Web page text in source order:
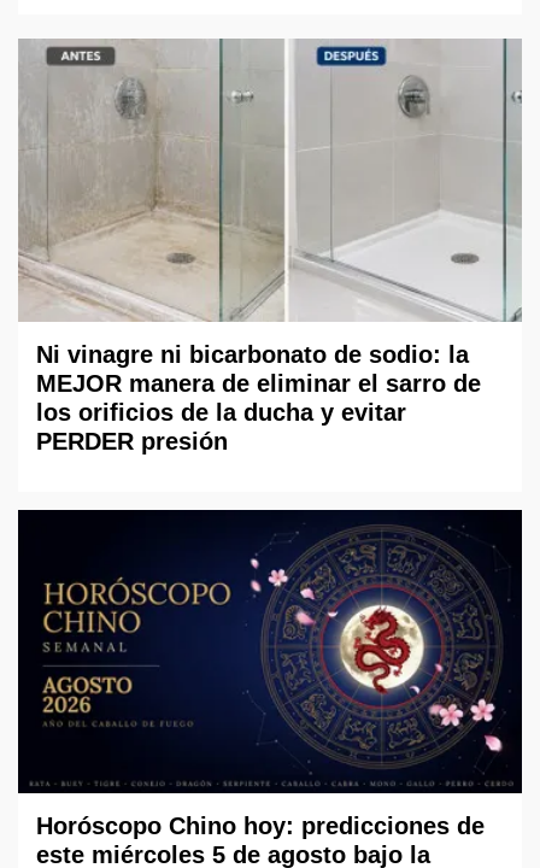
Ni vinagre ni bicarbonato de sodio: la
MEJOR manera de eliminar el sarro de
los orificios de la ducha y evitar
PERDER presión
Horóscopo Chino hoy: predicciones de
este miércoles 5 de agosto bajo la